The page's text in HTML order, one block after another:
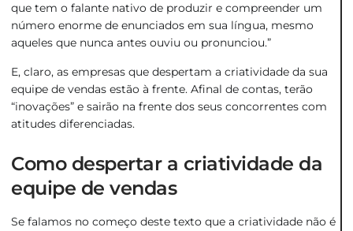
que tem o falante nativo de produzir e compreender um
número enorme de enunciados em sua língua, mesmo
aqueles que nunca antes ouviu ou pronunciou.”
E, claro, as empresas que despertam a criatividade da sua
equipe de vendas estão à frente. Afinal de contas, terão
“inovações” e sairão na frente dos seus concorrentes com
atitudes diferenciadas.
Como despertar a criatividade da
equipe de vendas
Se falamos no começo deste texto que a criatividade não é